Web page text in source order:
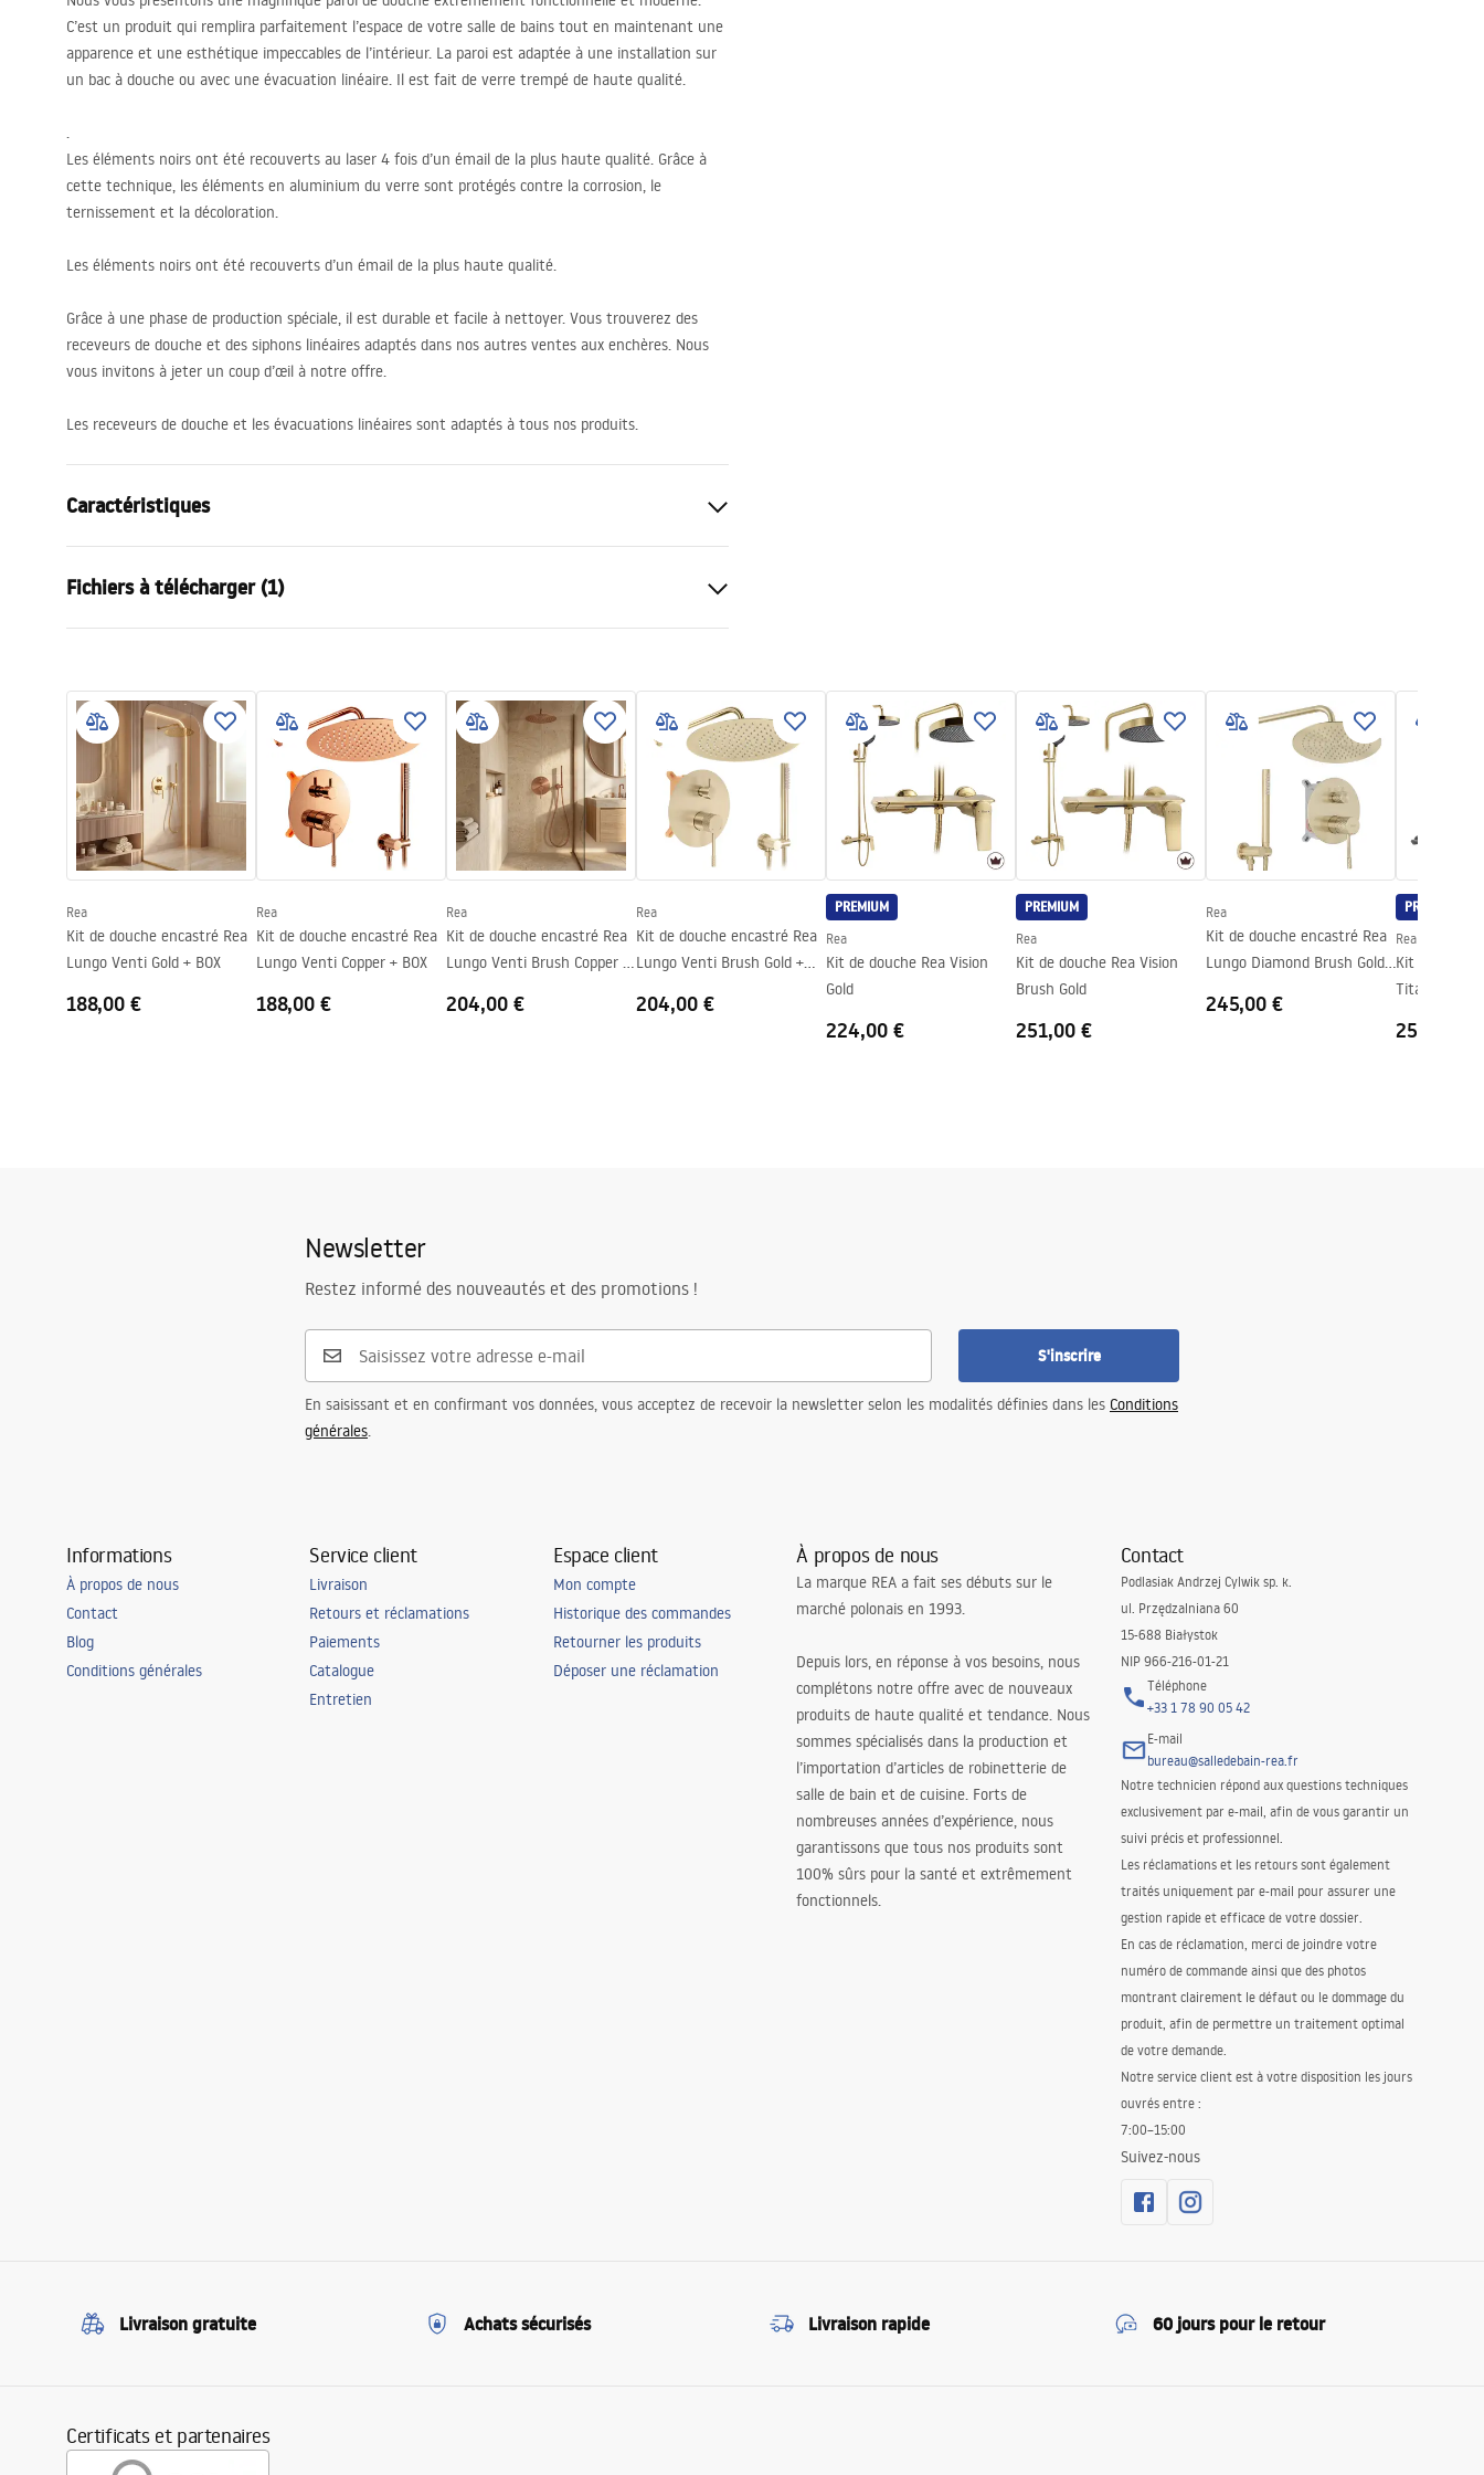
C’est un produit qui remplira parfaitement l’espace de votre salle de bains tout en maintenant une
apparence et une esthétique impeccables de l’intérieur. La paroi est adaptée à une installation sur
un bac à douche ou avec une évacuation linéaire. Il est fait de verre trempé de haute qualité.
.
Les éléments noirs ont été recouverts au laser 4 fois d’un émail de la plus haute qualité. Grâce à
cette technique, les éléments en aluminium du verre sont protégés contre la corrosion, le
ternissement et la décoloration.
Les éléments noirs ont été recouverts d’un émail de la plus haute qualité.
Grâce à une phase de production spéciale, il est durable et facile à nettoyer. Vous trouverez des
receveurs de douche et des siphons linéaires adaptés dans nos autres ventes aux enchères. Nous
vous invitons à jeter un coup d’œil à notre offre.
Les receveurs de douche et les évacuations linéaires sont adaptés à tous nos produits.
Caractéristiques
Couleur
Type de cabine de douche
walk-in
Modèle
Montage
Sur le receveur ou plancher
Hauteur (mm)
Sens de la cabine
Réversible
Garantie
24 mois
Couche Easy Clean
Oui, d'un côté du vitre
Fichiers à télécharger (1)
Paroi de douche AERO FR.pdf
Rea
Kit de douche encastré Rea
Lungo Venti Gold + BOX
188,00 €
Rea
Kit de douche encastré Rea
Lungo Venti Copper + BOX
188,00 €
Rea
Kit de douche encastré Rea
Lungo Venti Brush Copper +
204,00 €
Rea
Kit de douche encastré Rea
Lungo Venti Brush Gold +
204,00 €
PREMIUM
Rea
Kit de douche Rea Vision
Gold
224,00 €
PREMIUM
Rea
Kit de douche Rea Vision
Brush Gold
251,00 €
Rea
Kit de douche encastré Rea
Lungo Diamond Brush Gold
245,00 €
PREMIUM
Rea
Kit de
Titan
251,00 €
Newsletter
Restez informé des nouveautés et des promotions !
S'inscrire
En saisissant et en confirmant vos données, vous acceptez de recevoir la newsletter selon les modalités définies dans les Conditions
générales.
Informations
À propos de nous
Contact
Blog
Conditions générales
Service client
Livraison
Retours et réclamations
Paiements
Catalogue
Entretien
Espace client
Mon compte
Historique des commandes
Retourner les produits
Déposer une réclamation
À propos de nous
La marque REA a fait ses débuts sur le
marché polonais en 1993.
Depuis lors, en réponse à vos besoins, nous
complétons notre offre avec de nouveaux
produits de haute qualité et tendance. Nous
sommes spécialisés dans la production et
l’importation d’articles de robinetterie de
salle de bain et de cuisine. Forts de
nombreuses années d’expérience, nous
garantissons que tous nos produits sont
100% sûrs pour la santé et extrêmement
fonctionnels.
Contact
Podlasiak Andrzej Cylwik sp. k.
ul. Przędzalniana 60
15-688 Białystok
NIP 966-216-01-21
Téléphone
+33 1 78 90 05 42
E-mail
bureau@salledebain-rea.fr
Notre technicien répond aux questions techniques
exclusivement par e-mail, afin de vous garantir un
suivi précis et professionnel.
Les réclamations et les retours sont également
traités uniquement par e-mail pour assurer une
gestion rapide et efficace de votre dossier.
En cas de réclamation, merci de joindre votre
numéro de commande ainsi que des photos
montrant clairement le défaut ou le dommage du
produit, afin de permettre un traitement optimal
de votre demande.
Notre service client est à votre disposition les jours
ouvrés entre :
7:00–15:00
Suivez-nous
Livraison gratuite Achats sécurisés Livraison rapide 60 jours pour le retour
Certificats et partenaires